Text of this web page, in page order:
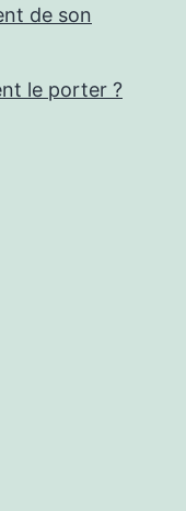
de son
le porter ?